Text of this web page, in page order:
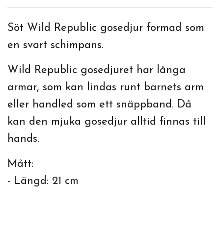
Söt Wild Republic gosedjur formad som
en svart schimpans.
Wild Republic gosedjuret har långa
armar, som kan lindas runt barnets arm
eller handled som ett snäppband. Då
kan den mjuka gosedjur alltid finnas till
hands.
Mått:
- Längd: 21 cm